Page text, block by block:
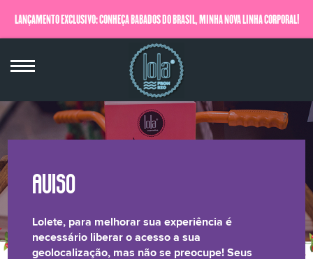
LANÇAMENTO EXCLUSIVO: CONHEÇA BABADOS DO BRASIL, MINHA NOVA LINHA CORPORAL!
QUERO SABER MAIS
Lolete, para melhorar sua experiência é
necessário liberar o acesso a sua
geolocalização, mas não se preocupe! Seus